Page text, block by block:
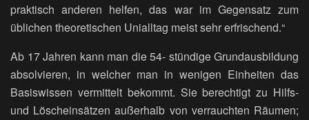
praktisch anderen helfen, das war im Gegensatz zum
üblichen theoretischen Unialltag meist sehr erfrischend.“
Ab 17 Jahren kann man die 54- stündige Grundausbildung
absolvieren, in welcher man in wenigen Einheiten das
Basiswissen vermittelt bekommt. Sie berechtigt zu Hilfs-
und Löscheinsätzen außerhalb von verrauchten Räumen;